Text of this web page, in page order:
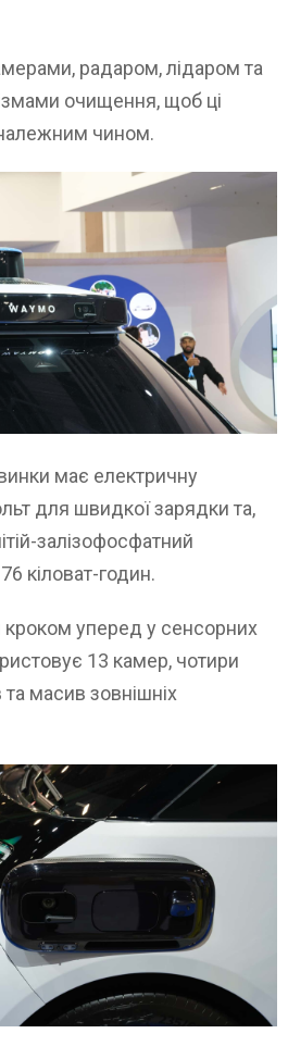
радаром, лідаром та
очищення, щоб ці
чином.
має електричну
для швидкої зарядки та,
залізофосфатний
кіловат-годин.
уперед у сенсорних
13 камер, чотири
та масив зовнішніх